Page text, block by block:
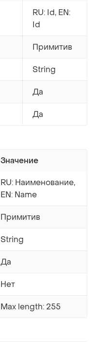
RU: Id, EN:
Id
Примитив
String
Да
Да
Значение
RU: Наименование,
EN: Name
Примитив
String
Да
Нет
Max length: 255